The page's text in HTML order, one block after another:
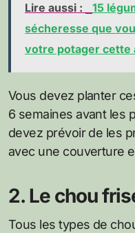
Lire aussi :
15
sécheresse que
votre potager cette
Vous devez planter
6 semaines avant les
devez prévoir de les
avec une couverture
2. Le chou
Tous les types de